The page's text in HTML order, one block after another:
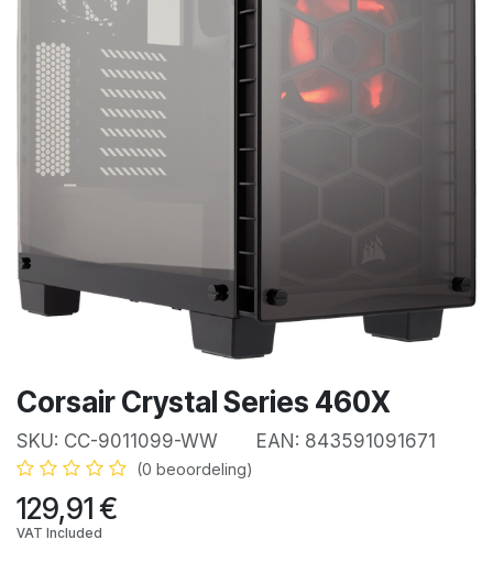
Corsair Crystal Series 460X
SKU: CC-9011099-WW EAN: 843591091671
(0 beoordeling)
129,91€
VAT Included